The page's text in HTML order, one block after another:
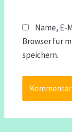
Name, E-
Browser für
speichern.